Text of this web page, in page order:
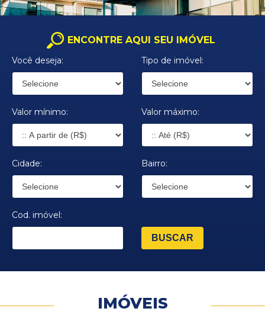
ENCONTRE AQUI SEU IMÓVEL
Você deseja: Tipo de imóvel:
Valor mínimo: Valor máximo:
Cidade: Bairro:
Cod. imóvel:
IMÓVEIS